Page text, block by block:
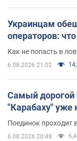
Украинцам
операторов:
Как не попасть в
6.08.2026 21:02
Самый дорогой
"Карабаху" уже
Поединок проходит
6.08.2026 20:48